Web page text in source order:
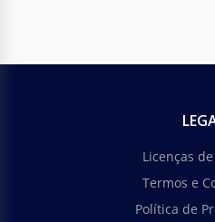
Licenças
Termos e
Política de